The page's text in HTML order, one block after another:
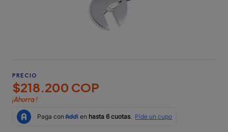
PRECIO
$218.200 COP
¡Ahorra!